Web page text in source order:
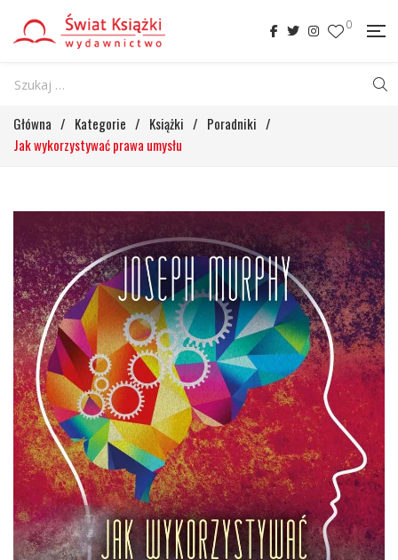
0
Główna / Kategorie / Książki / Poradniki /
Jak wykorzystywać prawa umysłu